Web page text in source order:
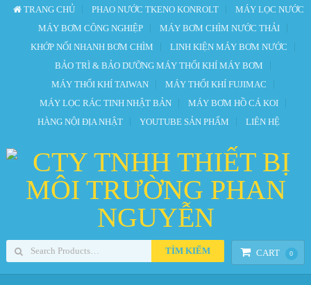
TRANG CHỦ PHAO NƯỚC TKENO KONROLT
MÁY LỌC NƯỚC
MÁY BƠM CÔNG NGHIỆP
MÁY BƠM CHÌM NƯỚC THẢI
KHỚP NỐI NHANH BƠM CHÌM
LINH KIỆN MÁY BƠM NƯỚC
BẢO TRÌ & BẢO DƯỠNG MÁY THỔI KHÍ MÁY BƠM
MÁY THỔI KHÍ TAIWAN
MÁY THỔI KHÍ FUJIMAC
MÁY LỌC RÁC TINH NHẬT BẢN
MÁY BƠM HỒ CÁ KOI
HÀNG NỘI ĐỊA NHẬT
YOUTUBE SẢN PHẨM LIÊN HỆ
CART 0
TÌM KIẾM